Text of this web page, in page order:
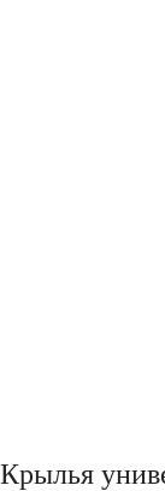
Крылья